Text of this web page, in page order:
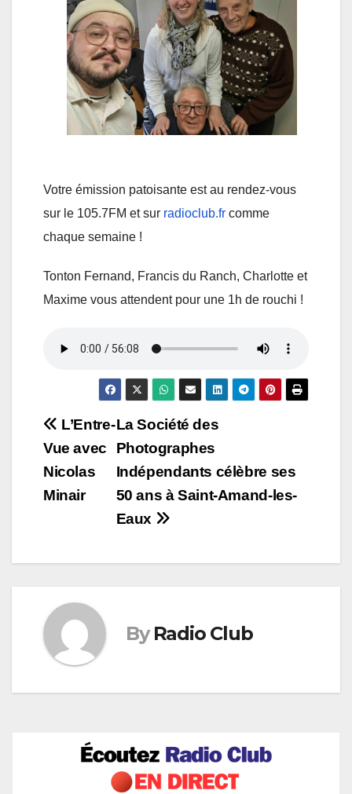
Votre émission patoisante est au rendez-vous
sur le 105.7FM et sur radioclub.fr comme
chaque semaine !
Tonton Fernand, Francis du Ranch, Charlotte et
Maxime vous attendent pour une 1h de rouchi !
Navigation
de
l’article
La Société des
Photographes
Indépendants célèbre ses
50 ans à Saint-Amand-les-
Eaux
L’Entre-
Vue avec
Nicolas
Minair
By Radio Club